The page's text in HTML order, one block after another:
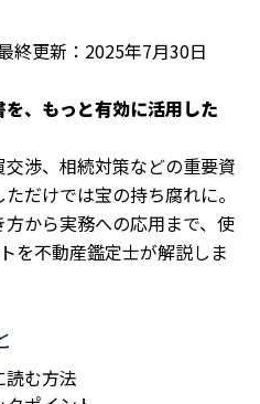
終更新：2025年7月30日
を、もっと有効に活用した
渉、相続対策などの重要資
だけでは宝の持ち腐れに。
から実務への応用まで、使
を不動産鑑定士が解説しま
読む方法